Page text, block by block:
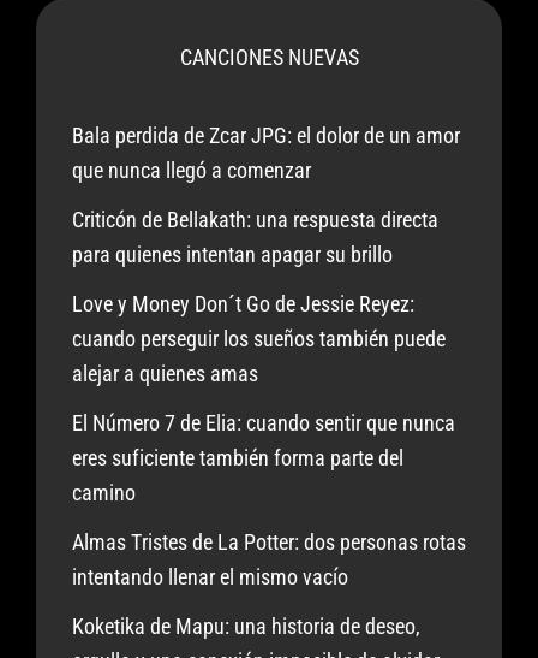
CANCIONES NUEVAS
Bala perdida de Zcar JPG: el dolor de un amor
que nunca llegó a comenzar
Criticón de Bellakath: una respuesta directa
para quienes intentan apagar su brillo
Love y Money Don´t Go de Jessie Reyez:
cuando perseguir los sueños también puede
alejar a quienes amas
El Número 7 de Elia: cuando sentir que nunca
eres suficiente también forma parte del
camino
Almas Tristes de La Potter: dos personas rotas
intentando llenar el mismo vacío
Koketika de Mapu: una historia de deseo,